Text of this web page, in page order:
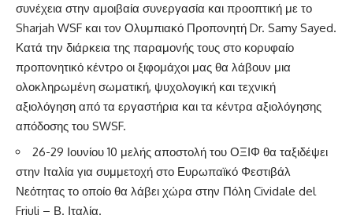
συνέχεια στην αμοιβαία συνεργασία και προοπτική με το
Sharjah WSF και τον Ολυμπιακό Προπονητή Dr. Samy Sayed.
Κατά την διάρκεια της παραμονής τους στο κορυφαίο
προπονητικό κέντρο οι ξιφομάχοι μας θα λάβουν μια
ολοκληρωμένη σωματική, ψυχολογική και τεχνική
αξιολόγηση από τα εργαστήρια και τα κέντρα αξιολόγησης
απόδοσης του SWSF.
26-29 Ιουνίου 10 μελής αποστολή του ΟΞΙΦ θα ταξιδέψει
στην Ιταλία για συμμετοχή στο Ευρωπαϊκό Φεστιβάλ
Νεότητας το οποίο θα λάβει χώρα στην Πόλη Cividale del
Friuli – Β. Ιταλία.